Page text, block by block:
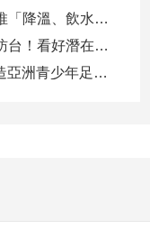
高溫作業防熱傷害 高市勞工局推「降溫、飲水、休息」守護勞工
富坦新興市場月收益基金經理人訪台！看好潛在貨幣升值空間 點名5大主題
192隊齊聚高雄 Formosa 7s打造亞洲青少年足球交流平台